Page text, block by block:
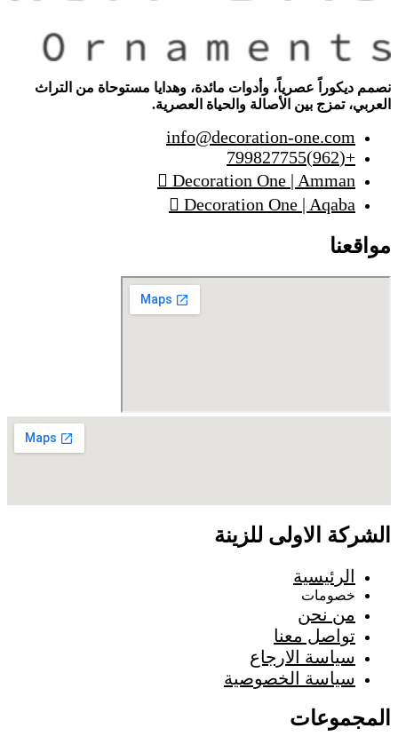
نصمم ديكوراً عصرياً، وأدوات مائدة، وهدايا مستوحاة من التراث
العربي، تمزج بين الأصالة والحياة العصرية.
info@decoration-one.com
+(962)799827755
Decoration One | Amman
Decoration One | Aqaba
مواقعنا
الشركة الاولى للزينة
الرئيسية
خصومات
من نحن
تواصل معنا
سياسة الارجاع
سياسة الخصوصية
المجموعات